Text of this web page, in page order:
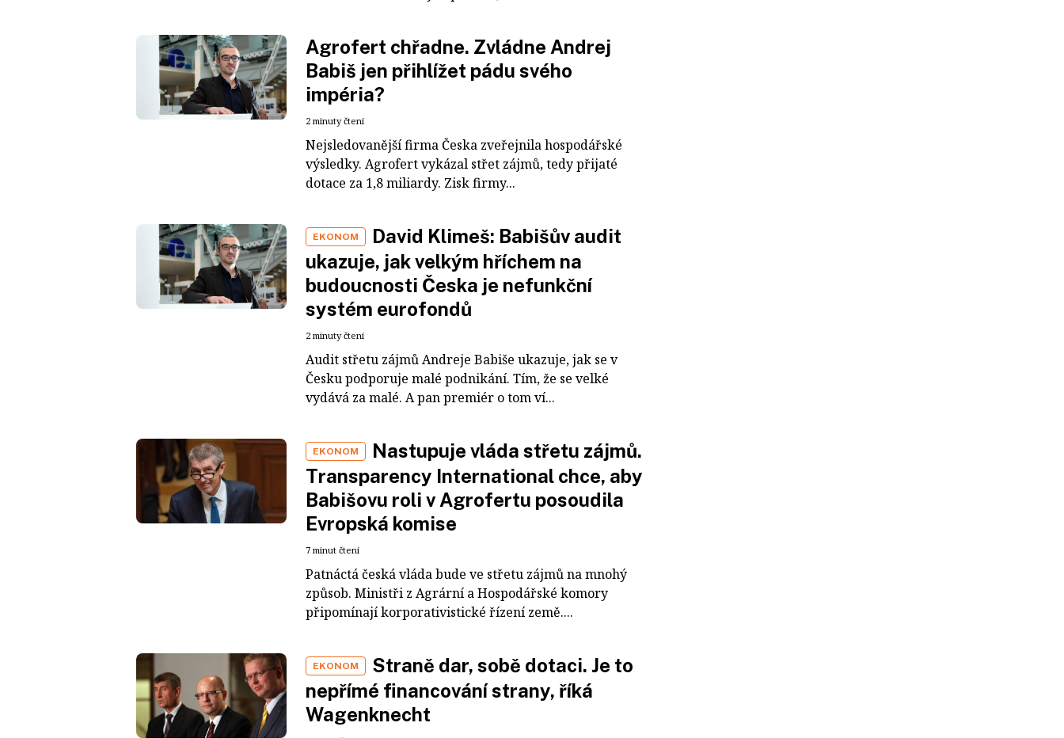
Agrofert chřadne. Zvládne Andrej
Babiš jen přihlížet pádu svého
impéria?
2 minuty čtení
Nejsledovanější firma Česka zveřejnila hospodářské
výsledky. Agrofert vykázal střet zájmů, tedy přijaté
dotace za 1,8 miliardy. Zisk firmy...
EKONOM
David Klimeš: Babišův audit
ukazuje, jak velkým hříchem na
budoucnosti Česka je nefunkční
systém eurofondů
2 minuty čtení
Audit střetu zájmů Andreje Babiše ukazuje, jak se v
Česku podporuje malé podnikání. Tím, že se velké
vydává za malé. A pan premiér o tom ví...
EKONOM
Nastupuje vláda střetu zájmů.
Transparency International chce, aby
Babišovu roli v Agrofertu posoudila
Evropská komise
7 minut čtení
Patnáctá česká vláda bude ve střetu zájmů na mnohý
způsob. Ministři z Agrární a Hospodářské komory
připomínají korporativistické řízení země....
EKONOM
Straně dar, sobě dotaci. Je to
nepřímé financování strany, říká
Wagenknecht